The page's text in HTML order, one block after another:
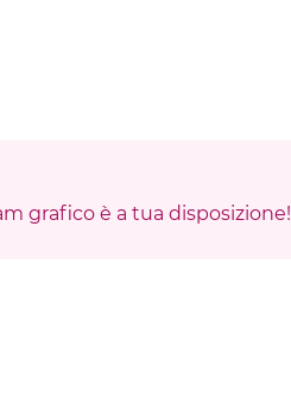
grafico è a tua disposizione!